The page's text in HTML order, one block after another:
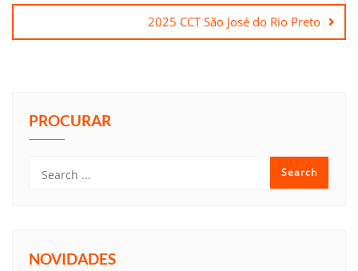
2025 CCT São José do Rio Preto
PROCURAR
NOVIDADES